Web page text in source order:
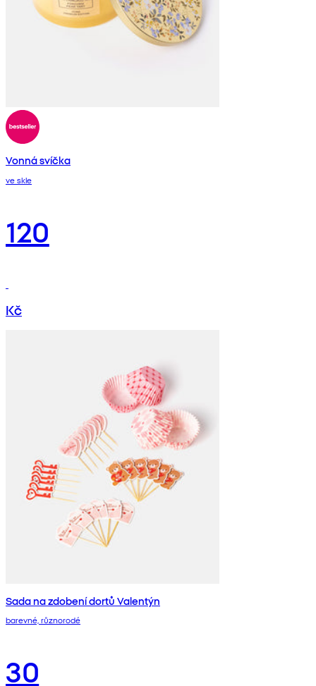
Vonná svíčka
ve skle
120
Kč
Sada na zdobení dortů Valentýn
barevné, různorodé
30